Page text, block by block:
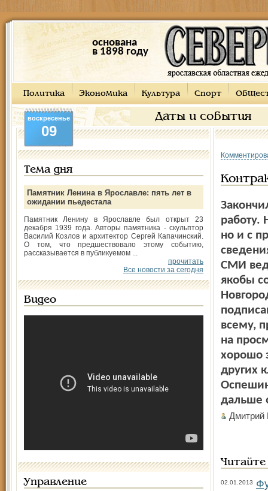
основана
в 1898 году
Политика Экономика Культура Спорт
Даты и события
воскресенье
09
Тема дня
Памятник Ленина в Ярославле: пять лет в
ожидании пьедестала
Памятник Ленину в Ярославле был открыт 23
декабря 1939 года. Авторы памятника - скульптор
Василий Козлов и архитектор Сергей Капачинский.
О том, что предшествовало этому событию,
рассказывается в публикуемом ...
прочитать
Все новости за сегодня
Видео
Управление
работу.
но и с
СМИ
якобы
всему,
на
хорошо
других
дальше
02.01.2013